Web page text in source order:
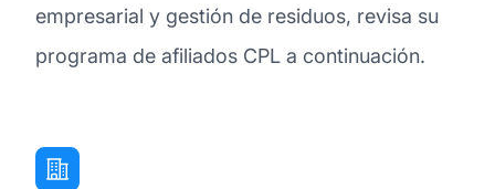
empresarial y gestión de residuos, revisa su
programa de afiliados CPL a continuación.